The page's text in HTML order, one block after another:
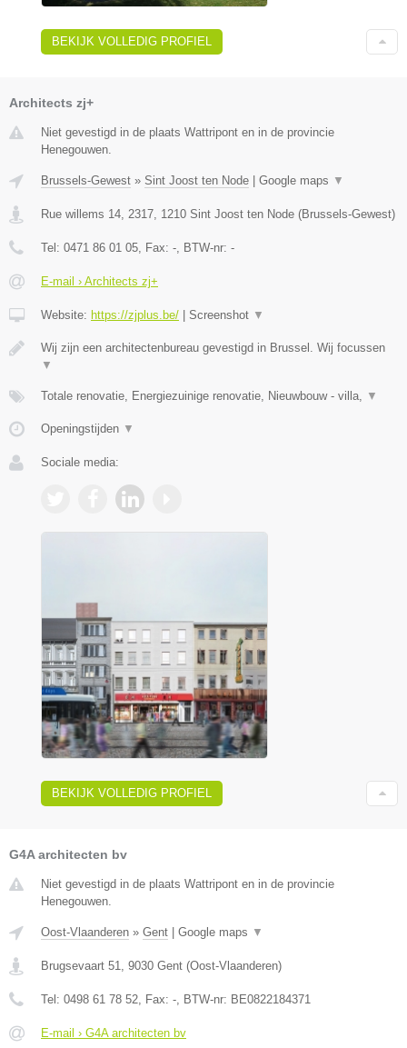
BEKIJK VOLLEDIG PROFIEL
Architects zj+
Niet gevestigd in de plaats Wattripont en in de provincie
Henegouwen.
Brussels-Gewest » Sint Joost ten Node Google maps ▼
Rue willems 14, 2317, 1210 Sint Joost ten Node (Brussels-Gewest)
Tel: 0471 86 01 05, Fax: -, BTW-nr: -
E-mail › Architects zj+
Website: https://zjplus.be/ Screenshot ▼
Wij zijn een architectenbureau gevestigd in Brussel. Wij focussen
▼
Totale renovatie, Energiezuinige renovatie, Nieuwbouw - villa, ▼
Openingstijden ▼
Sociale media:
BEKIJK VOLLEDIG PROFIEL
G4A architecten bv
Niet gevestigd in de plaats Wattripont en in de provincie
Henegouwen.
Oost-Vlaanderen » Gent Google maps ▼
Brugsevaart 51, 9030 Gent (Oost-Vlaanderen)
Tel: 0498 61 78 52, Fax: -, BTW-nr: BE0822184371
E-mail › G4A architecten bv